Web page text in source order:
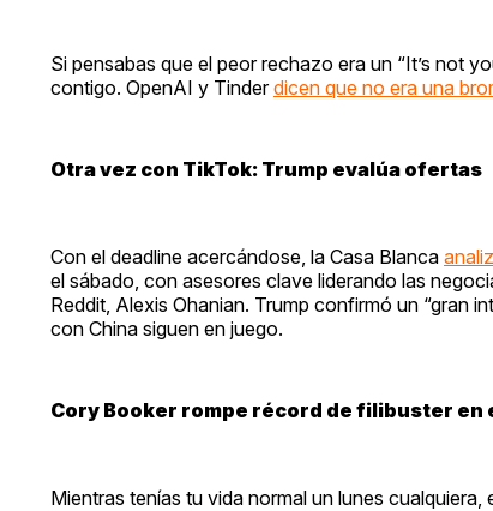
Si pensabas que el peor rechazo era un “It’s not
contigo. OpenAI y Tinderdicen que no era una
Otra vez con TikTok: Trump evalúa ofertas
Con el deadline acercándose, la Casa Blanca
el sábado, con asesores clave liderando las
Reddit, Alexis Ohanian. Trump confirmó un “gran
con China siguen en juego.
Cory Booker rompe récord de filibuster en
Mientras tenías tu vida normal un lunes